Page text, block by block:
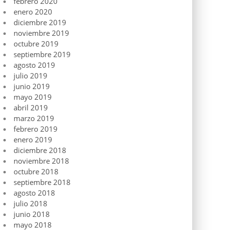
enero 2020
diciembre 2019
noviembre 2019
octubre 2019
septiembre 2019
agosto 2019
julio 2019
junio 2019
mayo 2019
abril 2019
marzo 2019
febrero 2019
enero 2019
diciembre 2018
noviembre 2018
octubre 2018
septiembre 2018
agosto 2018
julio 2018
junio 2018
mayo 2018